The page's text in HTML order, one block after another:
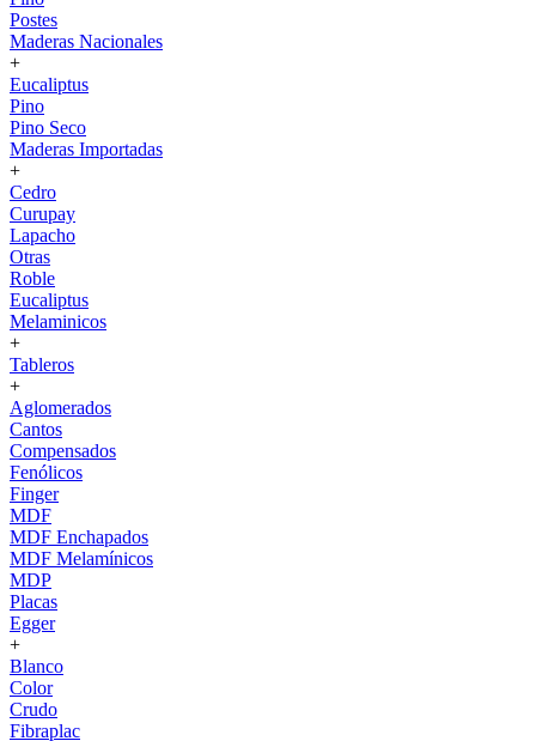
Postes
Maderas Nacionales
+
Eucaliptus
Pino
Pino Seco
Maderas Importadas
+
Cedro
Curupay
Lapacho
Otras
Roble
Eucaliptus
Melaminicos
+
Tableros
+
Aglomerados
Cantos
Compensados
Fenólicos
Finger
MDF
MDF Enchapados
MDF Melamínicos
MDP
Placas
Egger
+
Blanco
Color
Crudo
Fibraplac